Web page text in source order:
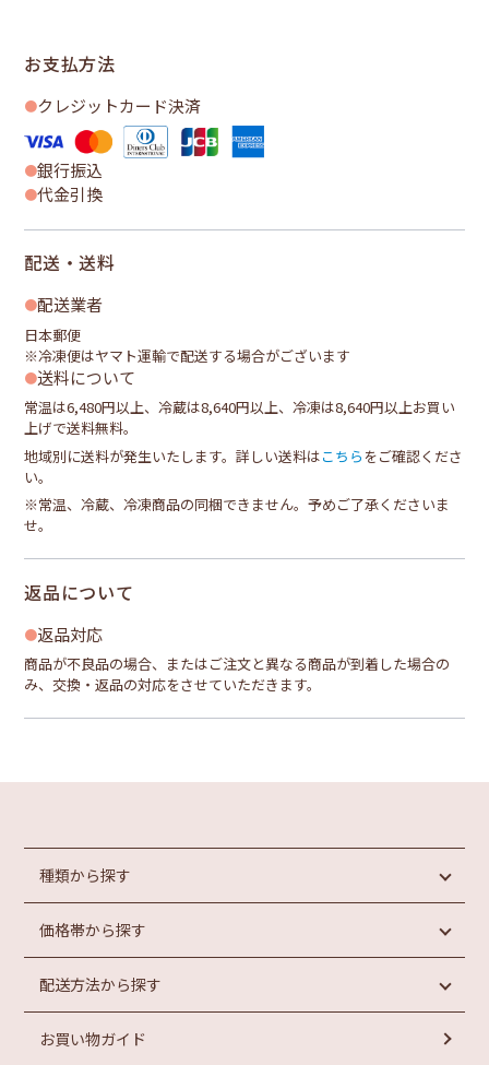
お支払方法
クレジットカード決済
銀行振込
代金引換
配送・送料
配送業者
日本郵便
※冷凍便はヤマト運輸で配送する場合がございます
送料について
常温は6,480円以上、冷蔵は8,640円以上、冷凍は8,640円以上お買い
上げで送料無料。
地域別に送料が発生いたします。詳しい送料はこちら をご確認くださ
い。
※常温、冷蔵、冷凍商品の同梱できません。予めご了承くださいま
せ。
返品について
返品対応
商品が不良品の場合、またはご注文と異なる商品が到着した場合の
み、交換・返品の対応をさせていただきます。
種類から探す
めんたいこ
惣菜・パン
ラーメン
価格帯から探す
1,000円未満
2,000円以上
配送方法から探す
常温商品
お買い物ガイド